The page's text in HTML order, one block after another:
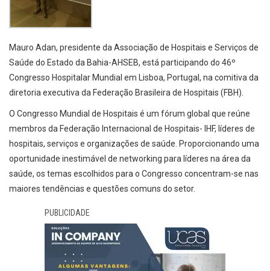
Mauro Adan, presidente da Associação de Hospitais e Serviços de
Saúde do Estado da Bahia-AHSEB, está participando do 46º
Congresso Hospitalar Mundial em Lisboa, Portugal, na comitiva da
diretoria executiva da Federação Brasileira de Hospitais (FBH).
O Congresso Mundial de Hospitais é um fórum global que reúne
membros da Federação Internacional de Hospitais- IHF, líderes de
hospitais, serviços e organizações de saúde. Proporcionando uma
oportunidade inestimável de networking para líderes na área da
saúde, os temas escolhidos para o Congresso concentram-se nas
maiores tendências e questões comuns do setor.
PUBLICIDADE